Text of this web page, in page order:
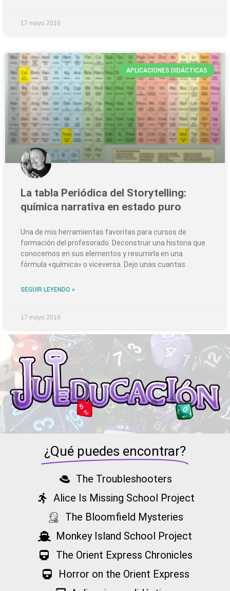
17 mayo 2016
APLICACIONES DIDÁCTICAS
La tabla Periódica del Storytelling:
química narrativa en estado puro
Una de mis herramientas favoritas para cursos de
formación del profesorado. Deconstruir una historia que
conocemos en sus elementos y resumirla en una
fórmula «química» o viceversa. Dejo unas cuantas
SEGUIR LEYENDO »
17 mayo 2016
¿Qué puedes encontrar?
The Troubleshooters
Alice Is Missing School Project
The Bloomfield Mysteries
Monkey Island School Project
The Orient Express Chronicles
Horror on the Orient Express